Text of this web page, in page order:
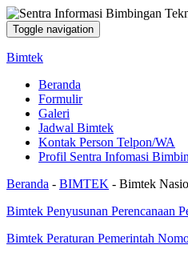
Toggle navigation
Bimtek
Beranda
Formulir
Galeri
Jadwal Bimtek
Kontak Person Telpon/WA
Profil Sentra Infomasi
Beranda - BIMTEK - Bimtek
Bimtek Penyusunan Perencanaan
Bimtek Peraturan Pemerintah